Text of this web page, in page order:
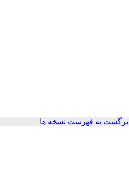
برگشت به فهرست نسخه ها